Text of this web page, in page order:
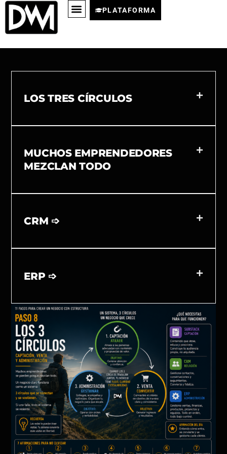
PLATAFORMA
LOS TRES CÍRCULOS
MUCHOS EMPRENDEDORES
MEZCLAN TODO
CRM ➩
ERP ➩